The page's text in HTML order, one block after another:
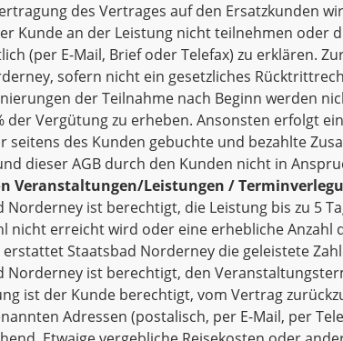
des Vertrages auf den Ersatzkunden
Kunde an der Leistung nicht teilnehmen
(per E-Mail, Brief oder Telefax) zu erklären.
sofern nicht ein gesetzliches
der Teilnahme nach Beginn werden
der Vergütung zu erheben. Ansonsten erfolgt
seitens des Kunden gebuchte und bezahlte
dieser AGB durch den Kunden nicht in
Veranstaltungen/Leistungen /
Norderney ist berechtigt, die Leistung bis zu 5
nicht erreicht wird oder eine erhebliche
Staatsbad Norderney die geleistete
Norderney ist berechtigt, den
ist der Kunde berechtigt, vom Vertrag
Adressen (postalisch, per E-Mail, per